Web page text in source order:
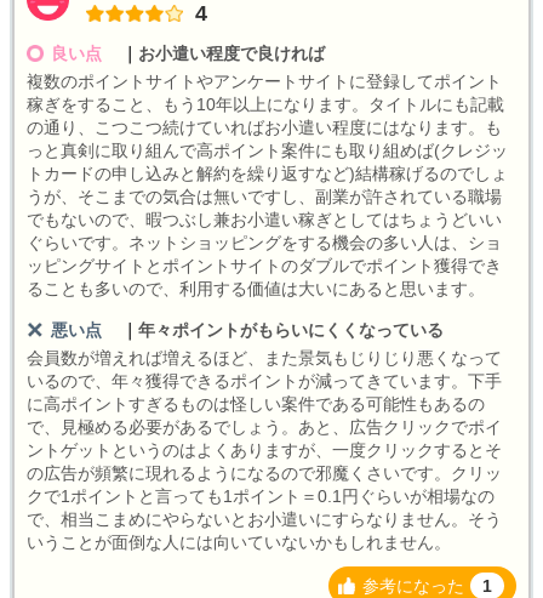
4
良い点
お小遣い程度で良ければ
複数のポイントサイトやアンケートサイトに登録してポイント
稼ぎをすること、もう10年以上になります。タイトルにも記載
の通り、こつこつ続けていればお小遣い程度にはなります。も
っと真剣に取り組んで高ポイント案件にも取り組めば(クレジッ
トカードの申し込みと解約を繰り返すなど)結構稼げるのでしょ
うが、そこまでの気合は無いですし、副業が許されている職場
でもないので、暇つぶし兼お小遣い稼ぎとしてはちょうどいい
ぐらいです。ネットショッピングをする機会の多い人は、ショ
ッピングサイトとポイントサイトのダブルでポイント獲得でき
ることも多いので、利用する価値は大いにあると思います。
悪い点
年々ポイントがもらいにくくなっている
会員数が増えれば増えるほど、また景気もじりじり悪くなって
いるので、年々獲得できるポイントが減ってきています。下手
に高ポイントすぎるものは怪しい案件である可能性もあるの
で、見極める必要があるでしょう。あと、広告クリックでポイ
ントゲットというのはよくありますが、一度クリックするとそ
の広告が頻繁に現れるようになるので邪魔くさいです。クリッ
クで1ポイントと言っても1ポイント＝0.1円ぐらいが相場なの
で、相当こまめにやらないとお小遣いにすらなりません。そう
いうことが面倒な人には向いていないかもしれません。
参考になった 1